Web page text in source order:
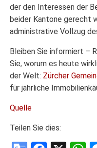
der den Interessen der
beider Kantone gerecht
administrative Vollzug
Bleiben Sie informiert –
Sie, worum es heute
der Welt: Zürcher
für jährliche
Quelle
Teilen Sie dies: